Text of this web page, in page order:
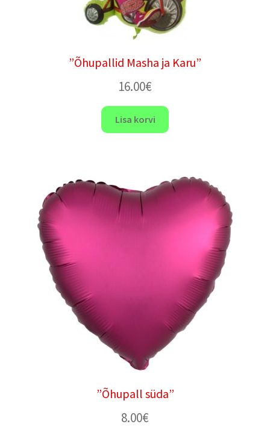
”Õhupallid Masha ja Karu”
16.00€
Lisa korvi
”Õhupall süda”
8.00€